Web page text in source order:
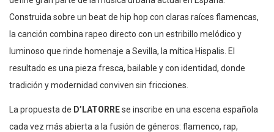
Construida sobre un beat de hip hop con claras raíces flamencas,
la canción combina rapeo directo con un estribillo melódico y
luminoso que rinde homenaje a Sevilla, la mítica Hispalis. El
resultado es una pieza fresca, bailable y con identidad, donde
tradición y modernidad conviven sin fricciones.
La propuesta de D’LATORREse inscribe en una escena española
cada vez más abierta a la fusión de géneros: flamenco, rap,